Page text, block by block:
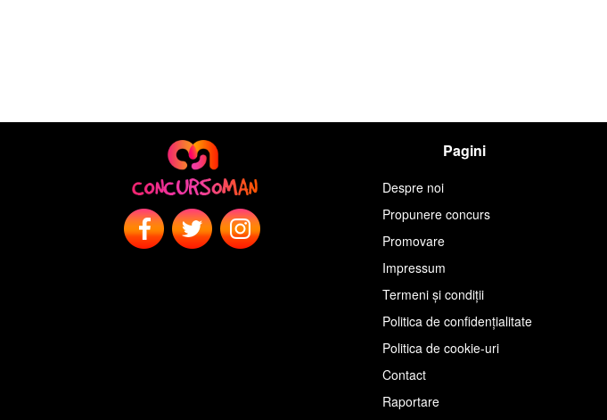
Pagini
Despre noi
Propunere concurs
Promovare
Impressum
Termeni și condiții
Politica de confidențialitate
Politica de cookie-uri
Contact
Raportare